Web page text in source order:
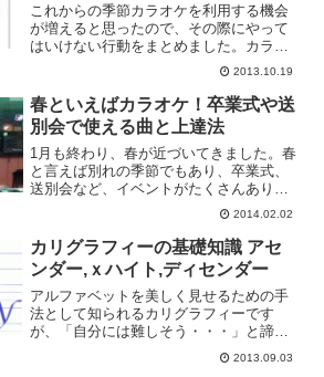
これからの季節カラオケを利用する機会
が増えると思ったので、その際にやって
はいけない行動をまとめました。カラオ
ケ禁止行動1: 相手が知らない歌を歌う知
らない曲だと盛り上がれません。まず上
手いのか下手なのかもわからない。相手
はリアクションが取り...
2013.10.19
春といえばカラオケ！卒業式や送
別会で使える曲と上達法
1月も終わり、春が近づいてきました。春
と言えば別れの季節でもあり、卒業式、
送別会など、イベントがたくさんありま
す。少ししみじみしつつも、最高の思い
出を作る為にはカラオケが一番ですね！
そこで今回は定番のカラオケとその上達
法をご紹介します！1....
2014.02.02
カリグラフィーの基礎知識 アセ
ンダー,ｘハイト,ディセンダー
アルファベットを美しく見せるための手
法として知られるカリグラフィーです
が、「自分には難しそう・・・」と諦め
てはいませんか？そんなことはありませ
ん！覚えることはいくつかありますが、
2013.09.03